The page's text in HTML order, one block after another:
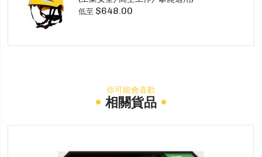
低至 $648.00
你可能會喜歡
相關貨品